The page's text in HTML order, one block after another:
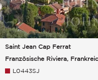
Saint Jean Cap Ferrat
Französische Riviera,
L0443SJ